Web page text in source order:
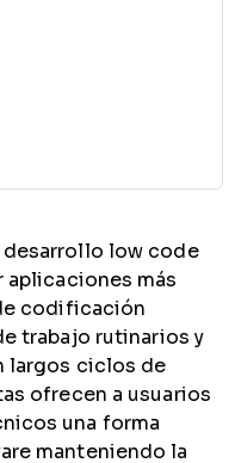
desarrollo low code
aplicaciones más
codificación
trabajo rutinarios y
largos ciclos de
ofrecen a usuarios
una forma
manteniendo la